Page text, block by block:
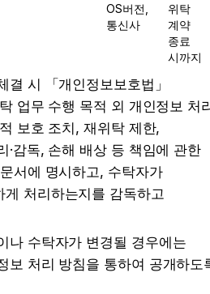
OS버전,
통신사
위탁
계약
종료
시까지
결 시 「개인정보보호법」
업무 수행 목적 외 개인정보 처
보호 조치, 재위탁 제한,
·감독, 손해 배상 등 책임에 관한
서에 명시하고, 수탁자가
처리하는지를 감독하고
나 수탁자가 변경될 경우에는
보 처리 방침을 통하여 공개하도